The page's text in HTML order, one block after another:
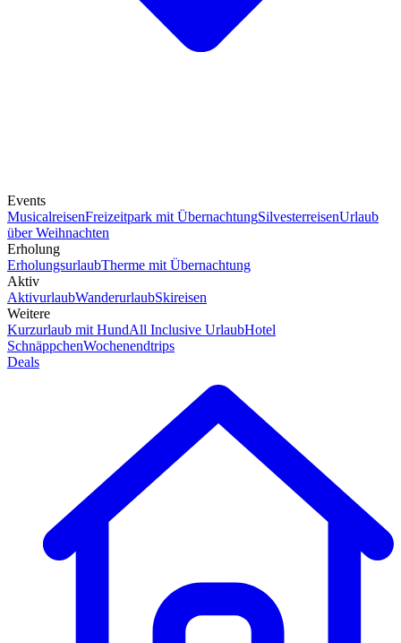
Events
MusicalreisenFreizeitpark mit ÜbernachtungSilvesterreisenUrlaub
über Weihnachten
Erholung
ErholungsurlaubTherme mit Übernachtung
Aktiv
AktivurlaubWanderurlaubSkireisen
Weitere
Kurzurlaub mit HundAll Inclusive UrlaubHotel
SchnäppchenWochenendtrips
Deals